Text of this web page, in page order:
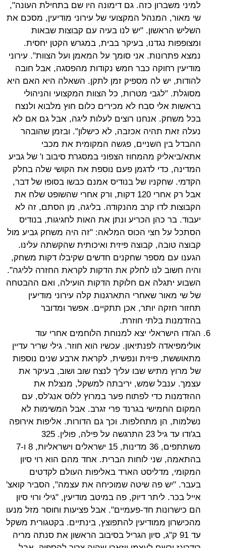
למיני משברון כזה. גם דימונה היו שם בתחילת העונה",
שי מאור, המנהל המקצועי של עירוני מודיעין, מסכם את
השליש הראשון. "יש לנו בעיה עם קבוצות שבאות
ומצופפות נגדנו, בעיקר בבית, במגרש הקטן יחסית.
נמצא פתרונות. אני סומך על המאמן ועל הצוות". עירוני
מודיעין רחוקה כבר חמש נקודות מהפסגה, אבל חובה
להודות, יש לה מספיק זמן לתקן. השאלה היא האם היא
מסוגלת. "לגבי מטרות, כל הצוות המקצועי והניהולי
בראשות אלי סבח לא מכירים כלום חוץ מלבוא ולנצח
בכל משחק. אנחנו רוצים לעלות ליגה, אבל גם אם לא
נעלה זאת תהיה אכזבה, לא כישלון". ובזמן שהובהר
ההבדל בין השניים, פגשה המקומית את מכבי
אתא/ביאליק מהמחוז הצפוני במסגרת סיבוב ו' של גביע
המדינה, כדי לדגמן פעם נוספת את הקושי שלה בחלק
הקדמי. שחקניו של בנודיס אמנם כבשו בסופו של דבר,
אבל רק אחרי 120 דקות, ורק אחרי שהשופט שלח את
הקבוצות לדו קרב מהנקודה. בליגה, מן הסתם, זה לא
יעבוד. בר כהן הכריע ונתן את האות לחגיגות, בנודיס
הסתכל על חצי הכוס המלאה: "זה היה משחק גביע מול
קבוצה טובה, קבוצה פיזית ואיכותית שהקשתה עלינו.
הגענו עם מספר שחקנים חדשים שקיבלו דקות משחק,
והיה חשוב לנו לחלק את הדקות לקראת החזרה לליגה".
השבוע יתגלה אם חלוקת הדקות הועילה, ואם ההבטחה
של שי מאור שאחרי התארגנות קלה עירוני מודיעין
תחזור חזקה יותר, אכן תתקיים. אפשר ומדובר
בהזדמנות בלתי חוזרת.
הג'ודו הישראלי יצא למנוחת הלוחמים אחרי עוד
אולימפיאדה לפנתיאון. עכשיו הוא חוזר. גילי שריר עדיין
מתאוששת, פיזית ונפשית, לקראת ארבע שנים נוספות
של מרוץ מתיש שבו עליך לנצח שוב ושוב, בעיקר את
עצמך. ענבל שמש, יריבתה למשקל, מנצלת את
ההזדמנות כדי לפתוח פער במרוץ ללוס אנג'לס, עם
המקום החמישי בגרנד פרי זגרב. אבל המשימות לא
נשלמות, הן מתחלפות. וכך גם הדורות. אליפות אירופה
בג'ודו עד גיל 23 התרגשה על פילה, פולין. 325
משתתפים, 36 מדינות, 15 ישראלים וישראליות, 8 ו-7
בהתאמה, שני לוחות הברית. אחד מהם הוא רוי סיון
המקומי, מדליסט הארד באליפות העולם לקדטים
בעבר. "יש פה שיטה שמוכיחה את עצמה", הסביר קואצ'
אייל בכר. ליתר דיוק, פה במיטב מודיעין, "גילי ורוי סיון
הם כישרונות חד-פעמיים". אבל פציעות וחוסר מזל מנעו
מהכישרון ממודיעין להתפוצץ, בינתיים. בקטגורית משקל
עד 91 ק"ג, סיון הגריל בסיבוב הראשון את סנתה מריה